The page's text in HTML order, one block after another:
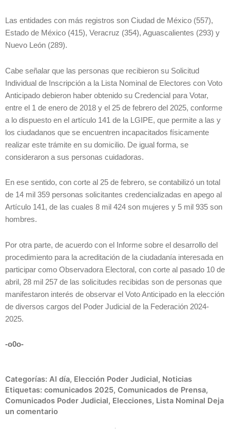
Las entidades con más registros son Ciudad de México (557),
Estado de México (415), Veracruz (354), Aguascalientes (293) y
Nuevo León (289).
Cabe señalar que las personas que recibieron su Solicitud
Individual de Inscripción a la Lista Nominal de Electores con Voto
Anticipado debieron haber obtenido su Credencial para Votar,
entre el 1 de enero de 2018 y el 25 de febrero del 2025, conforme
a lo dispuesto en el artículo 141 de la LGIPE, que permite a las y
los ciudadanos que se encuentren incapacitados físicamente
realizar este trámite en su domicilio. De igual forma, se
consideraron a sus personas cuidadoras.
En ese sentido, con corte al 25 de febrero, se contabilizó un total
de 14 mil 359 personas solicitantes credencializadas en apego al
Artículo 141, de las cuales 8 mil 424 son mujeres y 5 mil 935 son
hombres.
Por otra parte, de acuerdo con el Informe sobre el desarrollo del
procedimiento para la acreditación de la ciudadanía interesada en
participar como Observadora Electoral, con corte al pasado 10 de
abril, 28 mil 257 de las solicitudes recibidas son de personas que
manifestaron interés de observar el Voto Anticipado en la elección
de diversos cargos del Poder Judicial de la Federación 2024-
2025.
-o0o-
Categorías: Al día, Elección Poder Judicial, Noticias
Etiquetas: comunicados 2025, Comunicados de Prensa,
Comunicados Poder Judicial, Elecciones, Lista Nominal Deja
un comentario